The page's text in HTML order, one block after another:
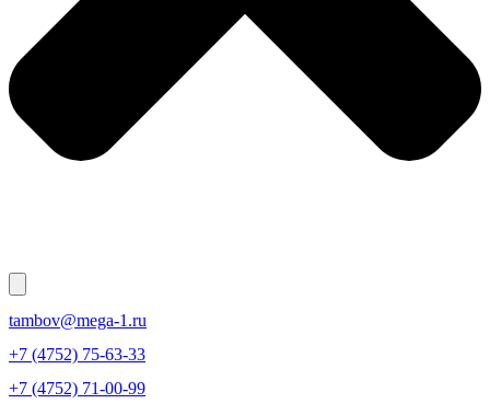
tambov@mega-1.ru
+7 (4752) 75-63-33
+7 (4752) 71-00-99